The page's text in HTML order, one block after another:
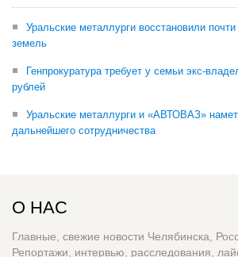
Уральские металлурги восстановили почти
земель
Генпрокуратура требует у семьи экс-
рублей
Уральские металлурги и «АВТОВАЗ»
дальнейшего сотрудничества
О НАС
Главные, свежие новости Челябинска,
Репортажи, интервью, расследования,